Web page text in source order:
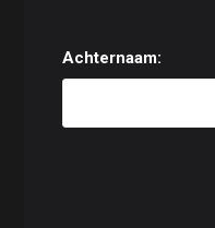
Achternaam: